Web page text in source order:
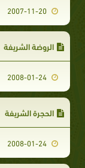
الروضة الشريفة
الحجرة الشريفة